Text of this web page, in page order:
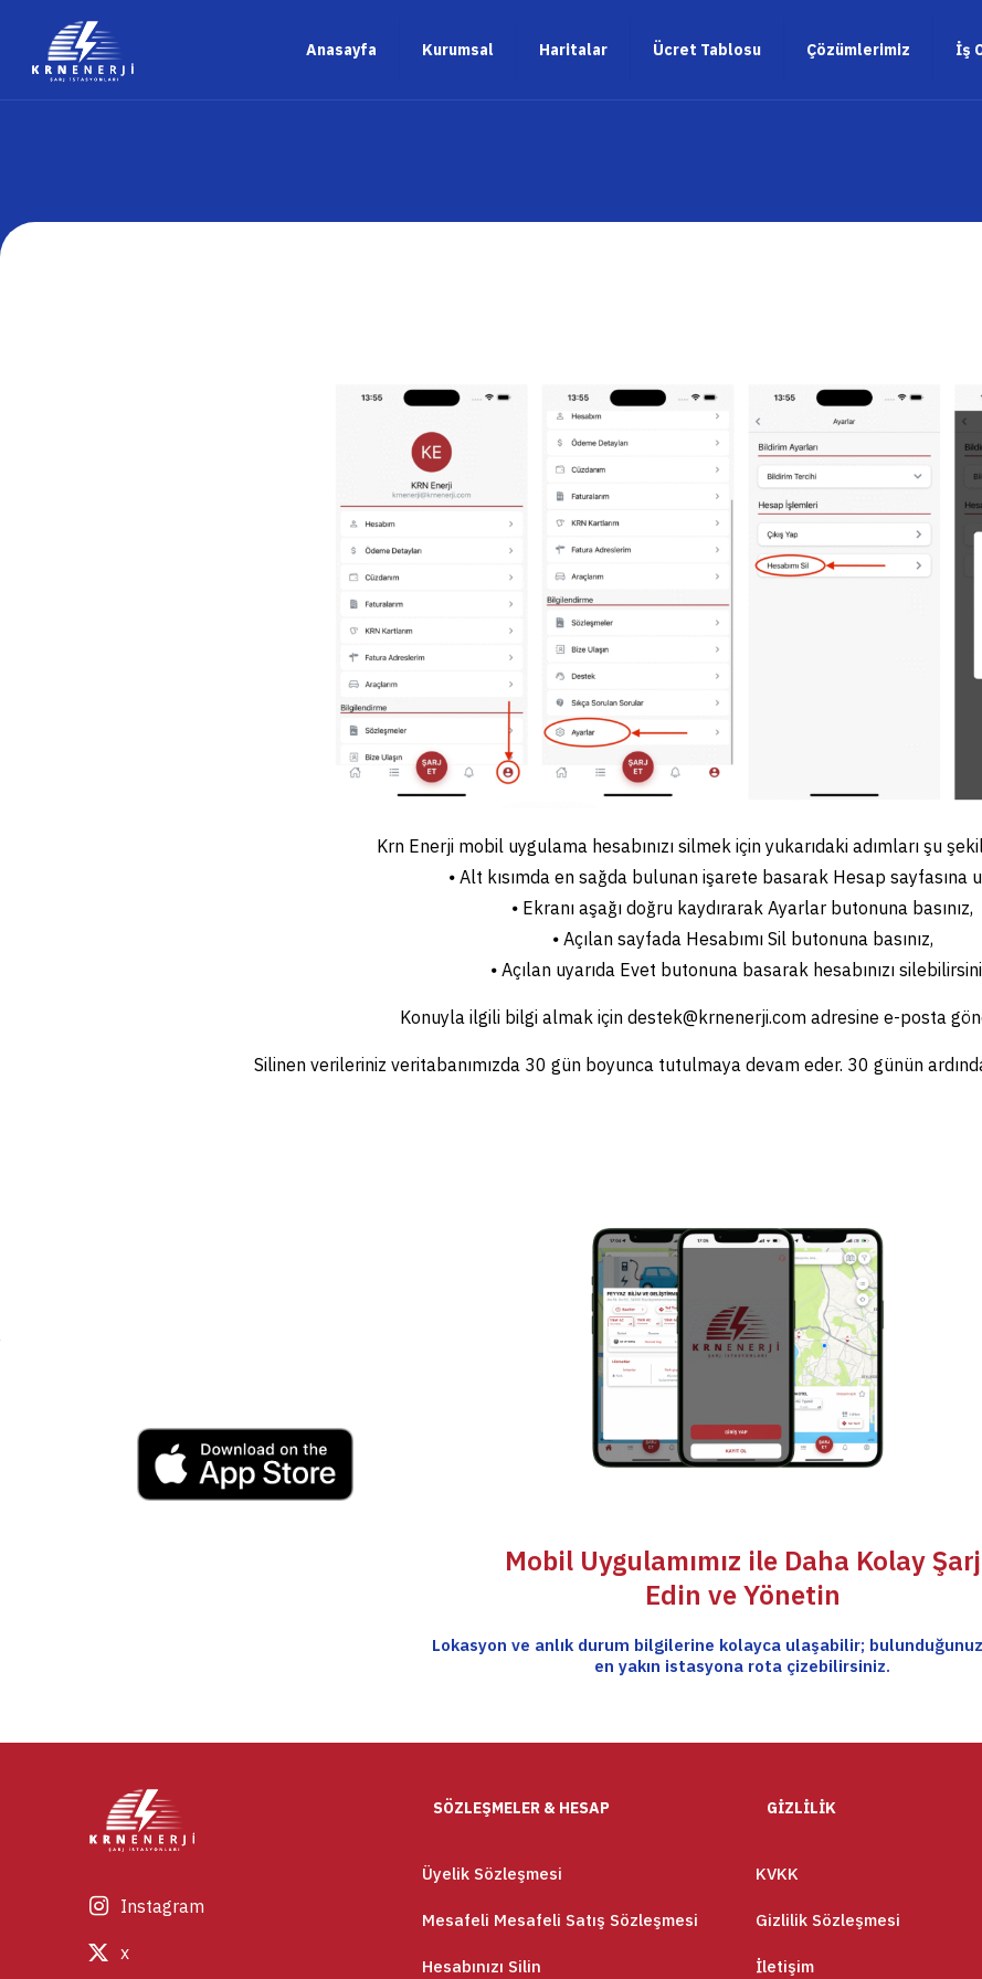
Anasayfa Kurumsal Haritalar Ücret Tablosu Çözümlerimiz İş
Krn Enerji mobil uygulama hesabınızı silmek için yukarıdaki adımları şu
⦁ Alt kısımda en sağda bulunan işarete basarak Hesap sayfasına
⦁ Ekranı aşağı doğru kaydırarak Ayarlar butonuna basınız,
⦁ Açılan sayfada Hesabımı Sil butonuna basınız,
⦁ Açılan uyarıda Evet butonuna basarak hesabınızı
Konuyla ilgili bilgi almak için destek@krnenerji.com adresine e-posta
Silinen verileriniz veritabanımızda 30 gün boyunca tutulmaya devam eder. 30 günün
Mobil Uygulamımız ile Daha Kolay Şarj
Edin ve Yönetin
Lokasyon ve anlık durum bilgilerine kolayca ulaşabilir;
en yakın istasyona rota çizebilirsiniz.
Instagram
x
SÖZLEŞMELER & HESAP
Üyelik Sözleşmesi
Mesafeli Mesafeli Satış Sözleşmesi
Hesabınızı Silin
GİZLİLİK
KVKK
Gizlilik Sözleşmesi
İletişim